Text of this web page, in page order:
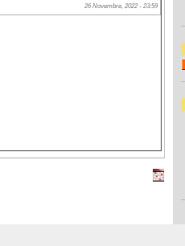
26 Novembre, 2022 - 23:59